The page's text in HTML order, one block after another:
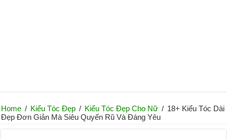
Home / Kiểu Tóc Đẹp / Kiểu Tóc Đẹp Cho Nữ / 18+ Kiểu Tóc Dài
Đẹp Đơn Giản Mà Siêu Quyến Rũ Và Đáng Yêu